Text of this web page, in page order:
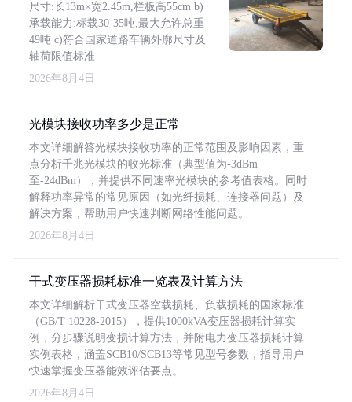
尺寸:长13m×宽2.45m,栏板高55cm b)
承载能力:标载30-35吨,最大允许总重
49吨 c)符合国家道路车辆外廓尺寸及
轴荷限值标准
2026年8月4日
光模块接收功率多少是正常
本文详细解答光模块接收功率的正常范围及影响因素，重
点分析千兆光模块的收光标准（典型值为-3dBm
至-24dBm），并提供不同速率光模块的参考值表格。同时
解释功率异常的常见原因（如光纤损耗、连接器问题）及
解决方案，帮助用户快速判断网络性能问题。
2026年8月4日
干式变压器损耗标准一览表及计算方法
本文详细解析干式变压器空载损耗、负载损耗的国家标准
（GB/T 10228-2015），提供1000kVA变压器损耗计算实
例，分步骤说明变损计算方法，并附电力变压器损耗计算
实例表格，涵盖SCB10/SCB13等常见型号参数，指导用户
快速掌握变压器能效评估要点。
2026年8月4日